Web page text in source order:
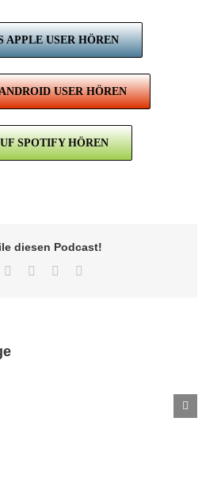
APPLE USER HÖREN
USER HÖREN
SPOTIFY HÖREN
diesen Podcast!
Facebook
TwitterLinkedIn